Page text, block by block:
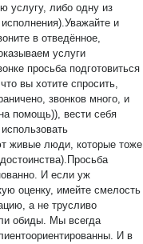
услугу, либо одну из
и
в отведённое,
услуги
просьба подготовиться
вы хотите спросить,
звонков много, и
помощь)), вести себя
живые люди, которые тоже
И если уж
оценку, имейте смелость
а не трусливо
обиды. Мы всегда
И в